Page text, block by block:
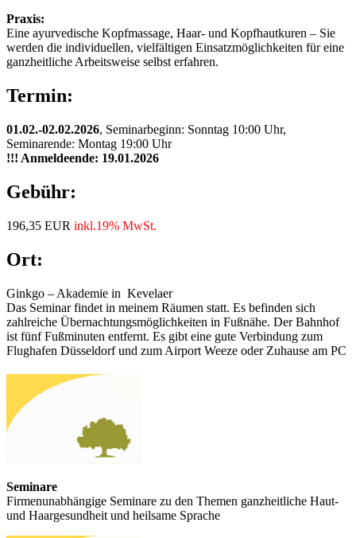
Praxis:
Eine ayurvedische Kopfmassage, Haar- und Kopfhautkuren – Sie
werden die individuellen, vielfältigen Einsatzmöglichkeiten für eine
ganzheitliche Arbeitsweise selbst erfahren.
Termin:
01.02.-02.02.2026, Seminarbeginn: Sonntag 10:00 Uhr,
Seminarende: Montag 19:00 Uhr
!!! Anmeldeende: 19.01.2026
Gebühr:
196,35 EUR inkl.19% MwSt.
Ort:
Ginkgo – Akademie in Kevelaer
Das Seminar findet in meinem Räumen statt. Es befinden sich
zahlreiche Übernachtungsmöglichkeiten in Fußnähe. Der Bahnhof
ist fünf Fußminuten entfernt. Es gibt eine gute Verbindung zum
Flughafen Düsseldorf und zum Airport Weeze oder Zuhause am PC
Seminare
Firmenunabhängige Seminare zu den Themen ganzheitliche Haut-
und Haargesundheit und heilsame Sprache